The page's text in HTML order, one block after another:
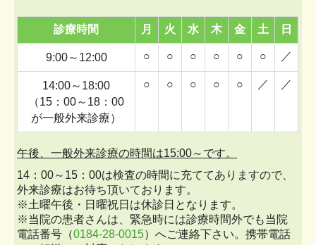
診療時間 月 火 水 木 金 土 日
9:00～12:00 ○ ○ ○ ○ ○ ○ ／
14:00～18:00
（15：00～18：00
が一般外来診療）
○ ○ ○ ○ ○ ／ ／
午後、一般外来診療の時間は15:00～です。
14：00～15：00は検査の時間に充ててありますので、
外来診療はお待ち頂いております。
※土曜午後・日曜祝日は休診日となります。
※当院の患者さんは、緊急時には診療時間外でも当院
電話番号（0184-28-0015）へご連絡下さい。携帯電話